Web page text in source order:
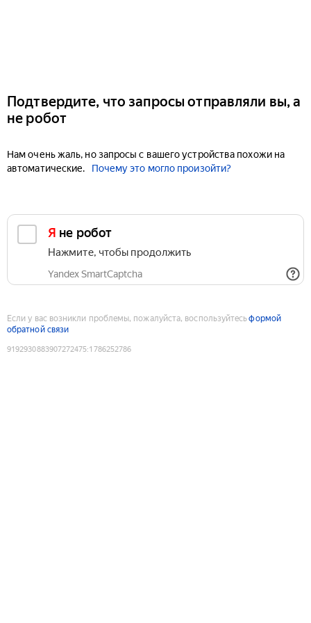
Подтвердите, что запросы отправляли вы, а
не робот
Нам очень жаль, но запросы с вашего устройства похожи на
автоматические.
Почему это могло произойти?
Я не робот
Нажмите, чтобы продолжить
Yandex SmartCaptcha
Если у вас возникли проблемы, пожалуйста, воспользуйтесьформой
обратной связи
9192930883907272475:1786252786